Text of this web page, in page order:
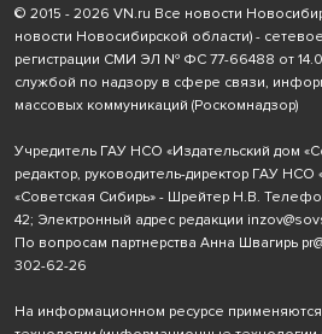
© 2015 - 2026 VN.ru Все новости
новости Новосибирской области) -
регистрации СМИ ЭЛ № ФС 77-66488 от
службой по надзору в сфере связи,
массовых коммуникаций (Роскомнадзор)
Учредитель ГАУ НСО «Издательский дом
редактор, руководитель-директор ГАУ НСО
«Советская Сибирь» - Шрейтер Н.В.
42; Электронный адрес редакции
По вопросам партнерства Анна Швагирь
302-62-26
На информационном ресурсе